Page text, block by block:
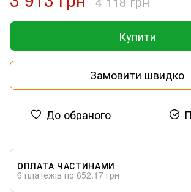
Купити
Замовити швидко
До обраного
ОПЛАТА ЧАСТИНАМИ
6 платежів по 652.17 грн